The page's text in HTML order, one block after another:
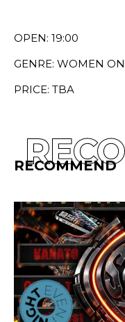
OPEN: 19:00
GENRE: WOMEN
PRICE: TBA
RECOMMEND